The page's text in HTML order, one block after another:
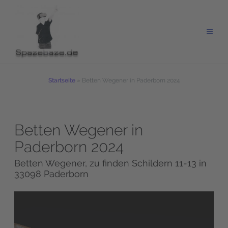
Startseite» Betten Wegener in Paderborn 2024
Betten Wegener in
Paderborn 2024
Betten Wegener, zu finden Schildern 11-13 in
33098 Paderborn